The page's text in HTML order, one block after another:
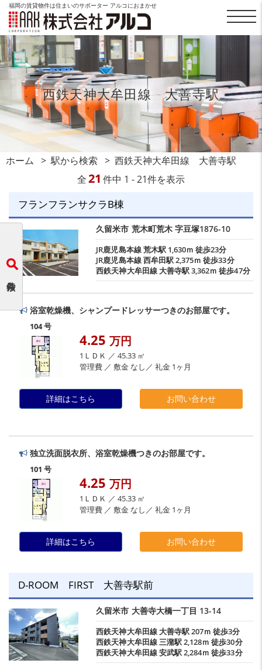
福岡の賃貸物件は住まいのサポーター アルコにおまかせ
西鉄天神大牟田線 大善寺駅
ホーム 駅から検索
西鉄天神大牟田線 大善寺駅
全21 件中 1 - 21件を表示
フランフランサクラB棟
久留米市 荒木町荒木字豆塚1876-10
JR鹿児島本線荒木駅1,630ｍ 徒歩23分
JR鹿児島本線西牟田駅2,375ｍ 徒歩33分
西鉄天神大牟田線大善寺駅3,362ｍ 徒歩47分
浴室乾燥機、シャンプードレッサーつきのお部屋です。
104 号
4.25 万円
1ＬＤＫ ／ 45.33 ㎡
管理費 ／ 敷金 なし／ 礼金 1ヶ月
詳細はこちら お問い合わせ
独立洗面脱衣所、浴室乾燥機つきのお部屋です。
101 号
4.25 万円
1ＬＤＫ ／ 45.33 ㎡
管理費 ／ 敷金 なし／ 礼金 1ヶ月
詳細はこちら お問い合わせ
D-ROOM FIRST 大善寺駅前
久留米市 大善寺大橋一丁目 13-14
西鉄天神大牟田線大善寺駅207ｍ 徒歩3分
西鉄天神大牟田線三潴駅2,128ｍ 徒歩30分
西鉄天神大牟田線安武駅2,284ｍ 徒歩33分